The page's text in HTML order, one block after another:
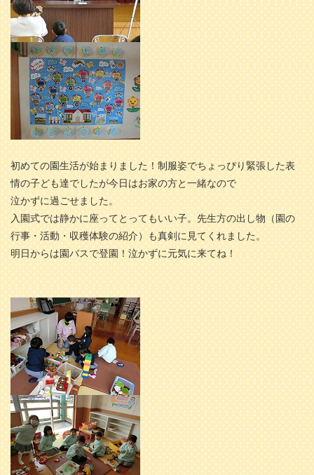
初めての園生活が始まりました！制服姿でちょっぴり緊張した表
情の子ども達でしたが今日はお家の方と一緒なので
泣かずに過ごせました。
入園式では静かに座ってとってもいい子。先生方の出し物（園の
行事・活動・収穫体験の紹介）も真剣に見てくれました。
明日からは園バスで登園！泣かずに元気に来てね！